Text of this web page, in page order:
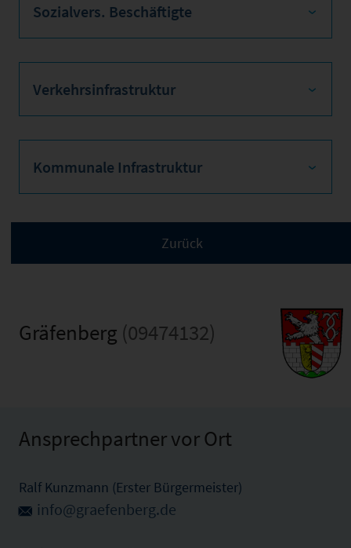
Sozialvers. Beschäftigte
Verkehrsinfrastruktur
Kommunale Infrastruktur
Gräfenberg (09474132)
Ansprechpartner vor Ort
Ralf Kunzmann (Erster Bürgermeister)
info@graefenberg.de